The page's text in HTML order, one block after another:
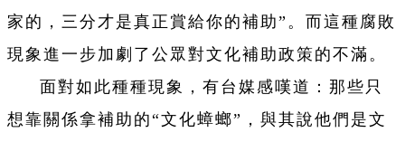
家的，三分才是真正賞給你的補助”。而這種腐敗
現象進一步加劇了公眾對文化補助政策的不滿。
面對如此種種現象，有台媒感嘆道：那些只
想靠關係拿補助的“文化蟑螂”，與其說他們是文